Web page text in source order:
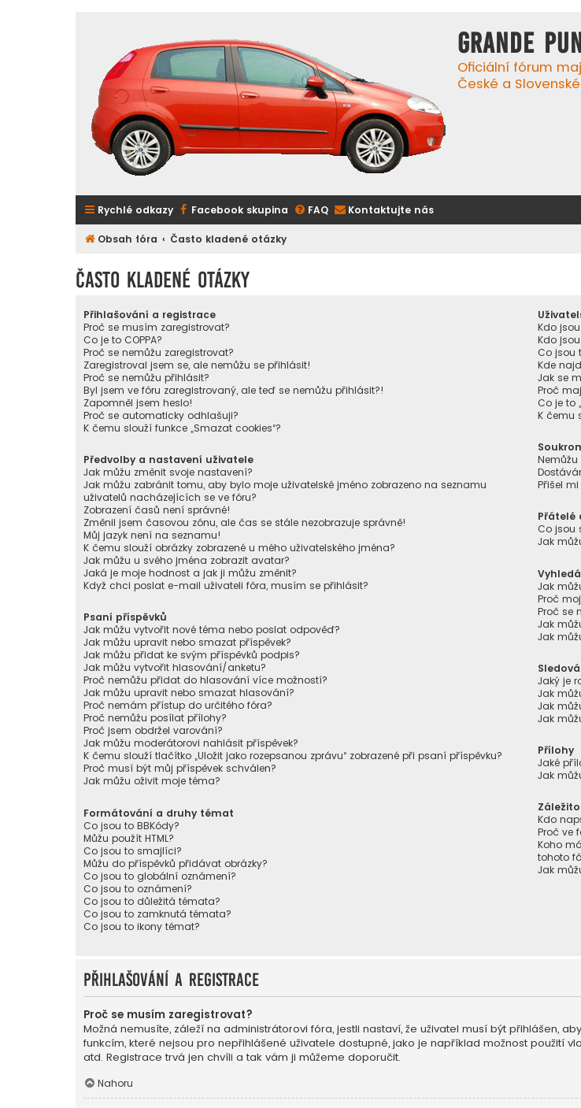
GRANDE
Oficiální fórum
České a
Rychlé odkazy Facebook skupina FAQ Kontaktujte nás
Obsah fóra Často kladené otázky
Často kladené otázky
Přihlašování a registrace
Proč se musím zaregistrovat?
Co je to COPPA?
Proč se nemůžu zaregistrovat?
Zaregistroval jsem se, ale nemůžu se přihlásit!
Proč se nemůžu přihlásit?
Byl jsem ve fóru zaregistrovaný, ale teď se nemůžu přihlásit?!
Zapomněl jsem heslo!
Proč se automaticky odhlašuji?
K čemu slouží funkce „Smazat cookies“?
Předvolby a nastavení uživatele
Jak můžu změnit svoje nastavení?
Jak můžu zabránit tomu, aby bylo moje uživatelské jméno zobrazeno na seznamu
uživatelů nacházejících se ve fóru?
Zobrazení časů není správné!
Změnil jsem časovou zónu, ale čas se stále nezobrazuje správně!
Můj jazyk není na seznamu!
K čemu slouží obrázky zobrazené u mého uživatelského jména?
Jak můžu u svého jména zobrazit avatar?
Jaká je moje hodnost a jak ji můžu změnit?
Když chci poslat e-mail uživateli fóra, musím se přihlásit?
Psaní příspěvků
Jak můžu vytvořit nové téma nebo poslat odpověď?
Jak můžu upravit nebo smazat příspěvek?
Jak můžu přidat ke svým příspěvků podpis?
Jak můžu vytvořit hlasování/anketu?
Proč nemůžu přidat do hlasování více možností?
Jak můžu upravit nebo smazat hlasování?
Proč nemám přístup do určitého fóra?
Proč nemůžu posílat přílohy?
Proč jsem obdržel varování?
Jak můžu moderátorovi nahlásit příspěvek?
K čemu slouží tlačítko „Uložit jako rozepsanou zprávu“ zobrazené při psaní příspěvku?
Proč musí být můj příspěvek schválen?
Jak můžu oživit moje téma?
Formátování a druhy témat
Co jsou to BBKódy?
Můžu použít HTML?
Co jsou to smajlíci?
Můžu do příspěvků přidávat obrázky?
Co jsou to globální oznámení?
Co jsou to oznámení?
Co jsou to důležitá témata?
Co jsou to zamknutá témata?
Co jsou to ikony témat?
Kdo
Kdo
Co jsou
Kde
Jak se
Proč
Co je to
K čemu
Přišel
Přátelé
Co jsou
Jak
Jak
Proč
Proč se
Jak
Jak
Jaký je
Jak
Jak
Jak
Přílohy
Jaké
Jak
Kdo
Proč ve
Koho
tohoto
Jak
Přihlašování a registrace
Proč se musím zaregistrovat?
Možná nemusíte, záleží na administrátorovi fóra, jestli nastaví, že uživatel musí být přihlášen,
funkcím, které nejsou pro nepřihlášené uživatele dostupné, jako je například možnost použití
atd. Registrace trvá jen chvíli a tak vám ji můžeme doporučit.
Nahoru